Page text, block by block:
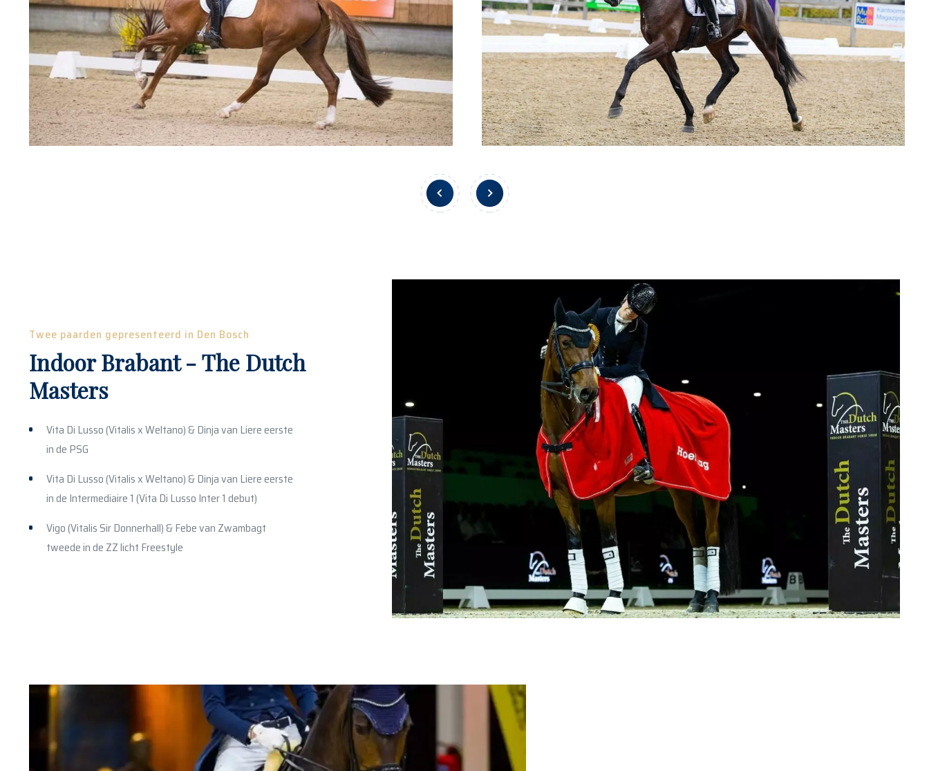
Twee paarden gepresenteerd in Den Bosch
Indoor Brabant - The Dutch
Masters
Vita Di Lusso (Vitalis x Weltano) & Dinja van Liere eerste
in de PSG
Vita Di Lusso (Vitalis x Weltano) & Dinja van Liere eerste
in de Intermediaire 1 (Vita Di Lusso Inter 1 debut)
Vigo (Vitalis Sir Donnerhall) & Febe van Zwambagt
tweede in de ZZ licht Freestyle